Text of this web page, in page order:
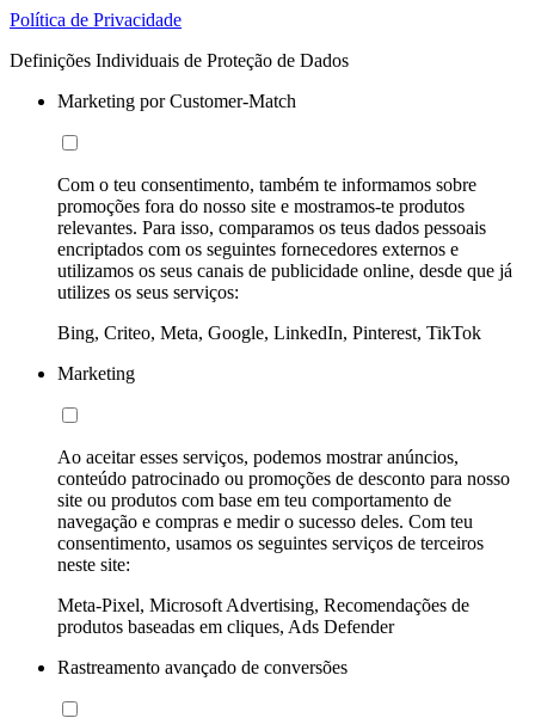
Política de Privacidade
Definições Individuais de Proteção de Dados
Marketing por Customer-Match
Com o teu consentimento, também te informamos sobre
promoções fora do nosso site e mostramos-te produtos
relevantes. Para isso, comparamos os teus dados pessoais
encriptados com os seguintes fornecedores externos e
utilizamos os seus canais de publicidade online, desde que já
utilizes os seus serviços:
Bing, Criteo, Meta, Google, LinkedIn, Pinterest, TikTok
Marketing
Ao aceitar esses serviços, podemos mostrar anúncios,
conteúdo patrocinado ou promoções de desconto para nosso
site ou produtos com base em teu comportamento de
navegação e compras e medir o sucesso deles. Com teu
consentimento, usamos os seguintes serviços de terceiros
neste site:
Meta-Pixel, Microsoft Advertising, Recomendações de
produtos baseadas em cliques, Ads Defender
Rastreamento avançado de conversões